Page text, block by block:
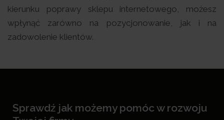
kierunku poprawy sklepu internetowego, możesz
wpłynąć zarówno na pozycjonowanie, jak i na
zadowolenie klientów.
Sprawdź jak możemy pomóc w rozwoju